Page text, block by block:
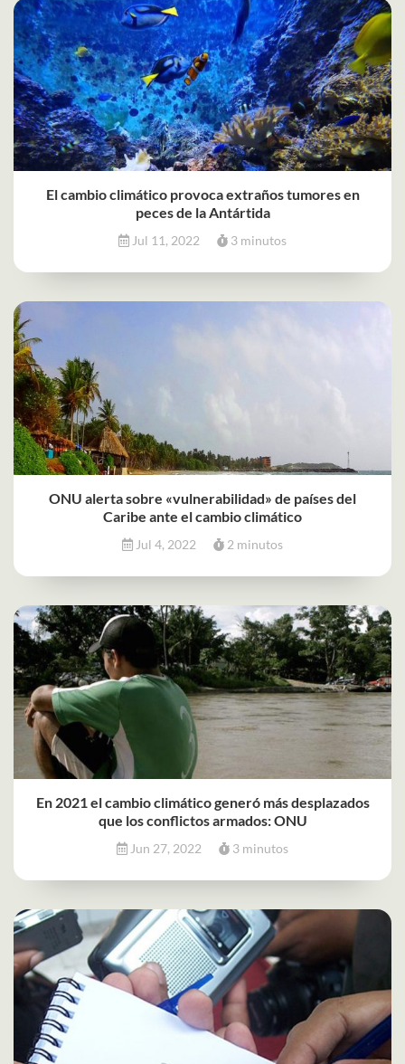
El cambio climático provoca extraños tumores en
peces de la Antártida
Jul 11, 2022 3 minutos
ONU alerta sobre «vulnerabilidad» de países del
Caribe ante el cambio climático
Jul 4, 2022 2 minutos
En 2021 el cambio climático generó más desplazados
que los conflictos armados: ONU
Jun 27, 2022 3 minutos